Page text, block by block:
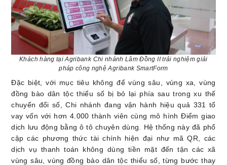
Khách hàng tại Agribank Chi nhánh Lâm Đồng II trải nghiệm giải
pháp công nghệ Agribank SmartForm
Đặc biệt, với mục tiêu không để vùng sâu, vùng xa, vùng
đồng bào dân tộc thiểu số bị bỏ lại phía sau trong xu thế
chuyển đổi số, Chi nhánh đang vận hành hiệu quả 331 tổ
vay vốn với hơn 4.000 thành viên cùng mô hình Điểm giao
dịch lưu động bằng ô tô chuyên dùng. Hệ thống này đã phổ
cập các phương thức tài chính hiện đại như mã QR, các
dịch vụ thanh toán không dùng tiền mặt đến tận các xã
vùng sâu, vùng đồng bào dân tộc thiểu số, từng bước thay